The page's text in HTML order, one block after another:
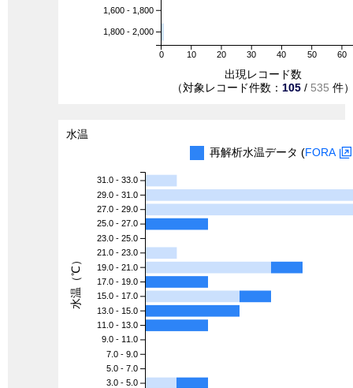
0 10 20 30 40 50 60
1,600 - 1,800
1,800 - 2,000
出現レコード数
（対象レコード件数： 105 / 535 件
水温
再解析水温データ (FORA
31.0 - 33.0
29.0 - 31.0
27.0 - 29.0
25.0 - 27.0
23.0 - 25.0
21.0 - 23.0
19.0 - 21.0
17.0 - 19.0
15.0 - 17.0
13.0 - 15.0
11.0 - 13.0
9.0 - 11.0
7.0 - 9.0
5.0 - 7.0
3.0 - 5.0
水温（℃）